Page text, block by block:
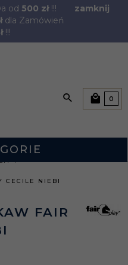
od 500 zł!!!
dla Zamówień
!!!
zamknij
0
CECILE NIEBI
FAIR